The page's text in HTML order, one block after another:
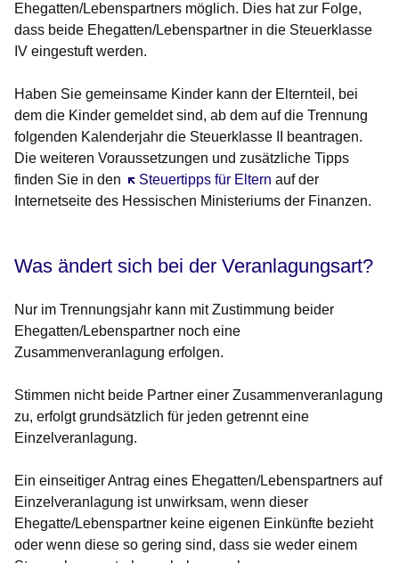
Ehegatten/Lebenspartners möglich. Dies hat zur Folge,
dass beide Ehegatten/Lebenspartner in die Steuerklasse
IV eingestuft werden.
Haben Sie gemeinsame Kinder kann der Elternteil, bei
dem die Kinder gemeldet sind, ab dem auf die Trennung
folgenden Kalenderjahr die Steuerklasse II beantragen.
Die weiteren Voraussetzungen und zusätzliche Tipps
finden Sie in den
Steuertipps für Eltern
Öffnet sich in einem neuen Fenster
auf der
Internetseite des Hessischen Ministeriums der Finanzen.
Was ändert sich bei der Veranlagungsart?
Nur im Trennungsjahr kann mitZustimmung beider
Ehegatten/Lebenspartner noch eine
Zusammenveranlagung erfolgen.
Stimmen nicht beide Partner einer Zusammenveranlagung
zu, erfolgt grundsätzlich für jeden getrennt eine
Einzelveranlagung.
Ein einseitiger Antrag eines Ehegatten/Lebenspartners auf
Einzelveranlagung ist unwirksam, wenn dieser
Ehegatte/Lebenspartner keine eigenen Einkünfte bezieht
oder wenn diese so gering sind, dass sie weder einem